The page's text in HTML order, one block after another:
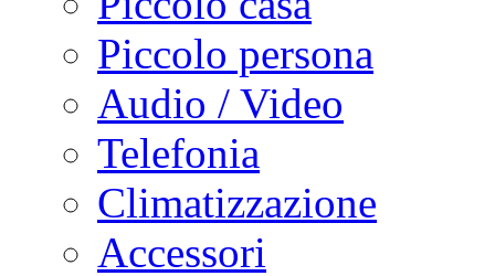
Piccolo persona
Audio / Video
Telefonia
Climatizzazione
Accessori